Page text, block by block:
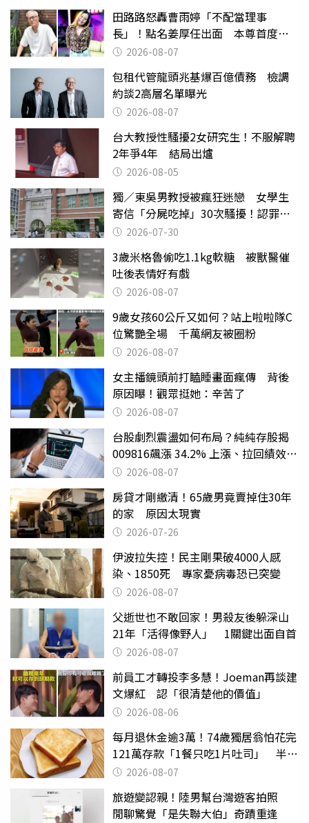
田路路怒轟曹雨婷「不配當理事
長」！點名姜厚任出面 本尊首度回
應了2026-08-07
包租代管龍頭兆基爆百億債務 檢調
約談2高層名單曝光
2026-08-07
台大教授性騷擾2女研究生！不服解聘
2年爭4年 結局出爐
2026-08-05
獨／東吳男教授被瘋狂迷戀 女學生
寄信「分屍吃掉」30次騷擾！認罪免
關 2026-07-30
3歲米格魯偷吃1.1kg軟糖 被獸醫催
吐後表情好有戲
2026-08-07
9歲女孩60公斤又如何？站上啦啦隊C
位驚艷全場 千萬網友被圈粉
2026-08-07
女主播鏡頭前打瞌睡畫面瘋傳 背後
原因曝！觀眾挺她：辛苦了
2026-08-07
台股劇烈震盪如何布局？純純存股揭
009816飆漲 34.2% 上漲、拉回績效勝
主動式ETF
2026-08-07
房貸才剛繳清！65歲男竟賣掉住30年
的家 原因太現實
2026-07-26
伊波拉失控！民主剛果破4000人感
染、1850死 專家憂病毒恐已突變
2026-08-07
父逝世也不敢回家！男殺友後躲深山
21年「活得像野人」 1關鍵出面自首
2026-08-07
前員工才轉投李多慧！Joeman再談建
文爆紅 認「很清楚他的價值」
2026-08-06
每月退休金逾3萬！74歲獨居翁怕花完
121萬存款「1餐只吃1片吐司」 半年
後暴瘦嚇壞女兒
2026-08-07
旅遊變認親！陸男幫台灣遊客拍照
閒聊驚覺「是失聯大伯」奇蹟重逢